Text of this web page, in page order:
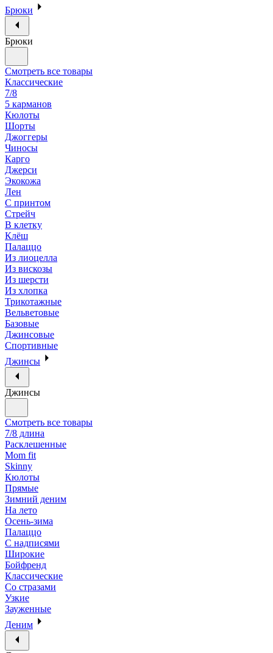
Брюки
Брюки
Смотреть все товары
Классические
7/8
5 карманов
Кюлоты
Шорты
Джоггеры
Чиносы
Карго
Джерси
Экокожа
Лен
С принтом
Стрейч
В клетку
Клёш
Палаццо
Из лиоцелла
Из вискозы
Из шерсти
Из хлопка
Трикотажные
Вельветовые
Базовые
Джинсовые
Спортивные
Джинсы
Джинсы
Смотреть все товары
7/8 длина
Расклешенные
Mom fit
Skinny
Кюлоты
Прямые
Зимний деним
На лето
Осень-зима
Палаццо
С надписями
Широкие
Бойфренд
Классические
Со стразами
Узкие
Зауженные
Деним